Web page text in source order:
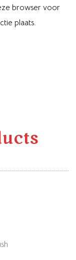
browser voor
plaats.